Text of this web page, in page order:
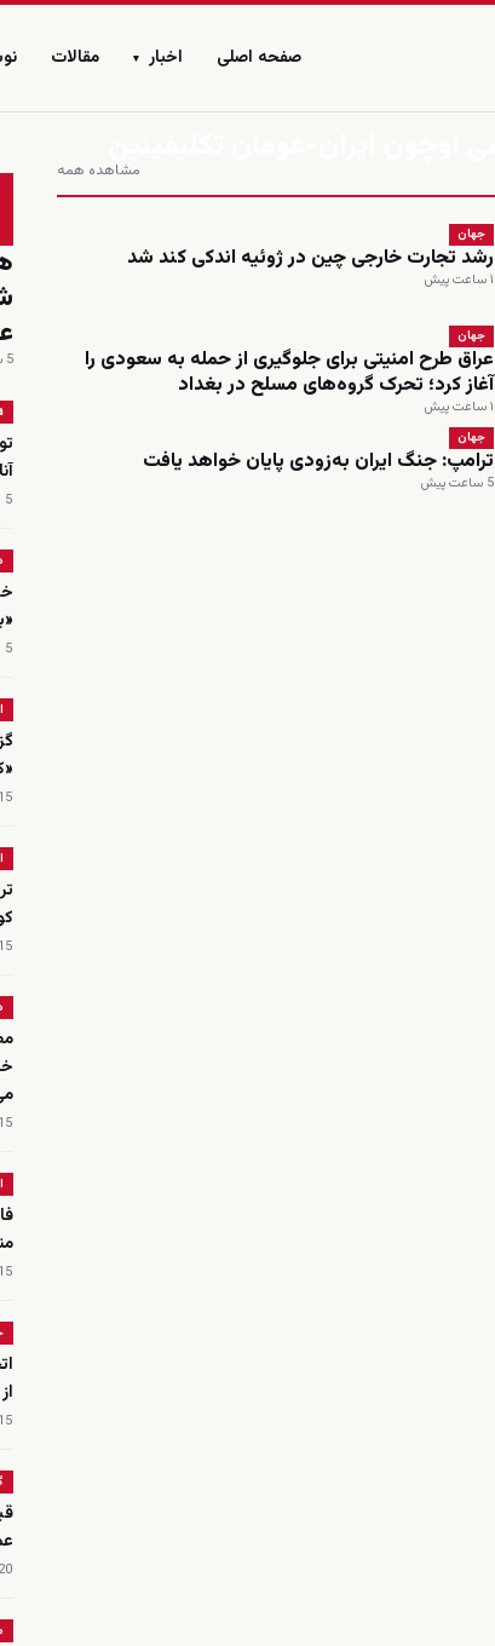
صفحه اصلی اخبار ▾ مقالات
مشاهده همه
جهان
رشد تجارت خارجی چین در ژوئیه اندکی کند شد
۱ ساعت پیش
جهان
عراق طرح امنیتی برای جلوگیری از حمله به سعودی را
آغاز کرد؛ تحرک گروه‌های مسلح در بغداد
۱ ساعت پیش
جهان
ترامپ: جنگ ایران به‌زودی پایان خواهد یافت
5 ساعت پیش
5 ساعت پیش
5 ساعت پیش
5 ساعت پیش
15 ساعت پیش
15 ساعت پیش
15 ساعت پیش
15 ساعت پیش
15 ساعت پیش
20 ساعت پیش